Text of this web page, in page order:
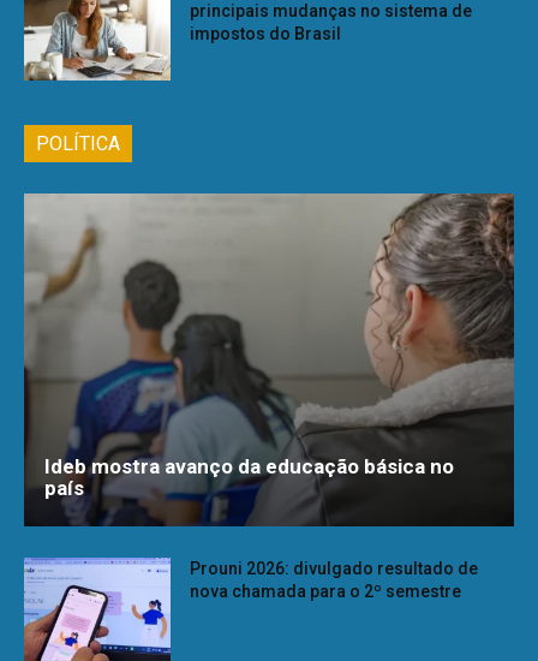
principais mudanças no sistema de
impostos do Brasil
POLÍTICA
Ideb mostra avanço da educação básica no
país
Prouni 2026: divulgado resultado de
nova chamada para o 2º semestre